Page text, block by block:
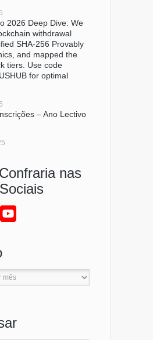
2026 Deep Dive: We
withdrawal
SHA-256 Provably
and mapped the
tiers. Use code
for optimal
– Ano Lectivo
nas
Instagram